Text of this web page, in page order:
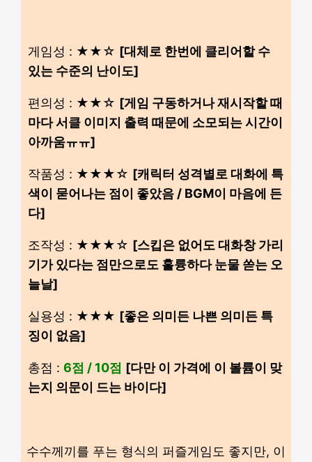
게임성 : ★★☆ [대체로 한번에 클리어할 수
있는 수준의 난이도]
편의성 : ★★☆ [게임 구동하거나 재시작할 때
마다 서클 이미지 출력 때문에 소모되는 시간이
아까움ㅠㅠ]
작품성 : ★★★☆ [캐릭터 성격별로 대화에 특
색이 묻어나는 점이 좋았음 / BGM이 마음에 든
다]
조작성 : ★★★☆ [스킵은 없어도 대화창 가리
기가 있다는 점만으로도 훌륭하다 눈물 쏟는 오
늘날]
실용성 : ★★★ [좋은 의미든 나쁜 의미든 특
징이 없음]
총점 :6점 / 10점 [다만 이 가격에 이 볼륨이 맞
는지 의문이 드는 바이다]
수수께끼를 푸는 형식의 퍼즐게임도 좋지만, 이